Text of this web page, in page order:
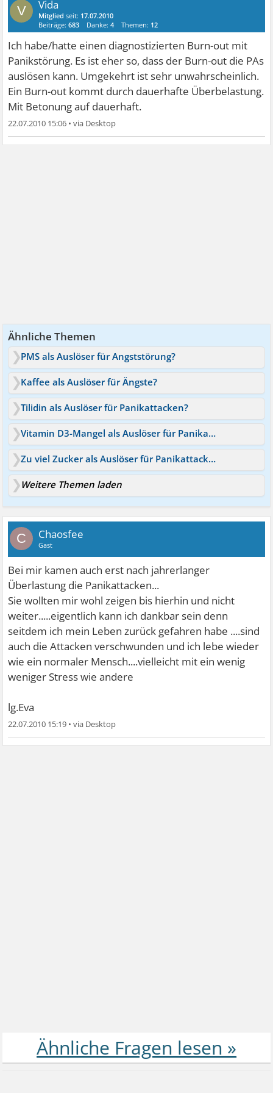
V Vida
Mitglied seit: 17.07.2010
Beiträge:683 Danke:4 Themen: 12
Ich habe/hatte einen diagnostizierten Burn-out mit
Panikstörung. Es ist eher so, dass der Burn-out die PAs
auslösen kann. Umgekehrt ist sehr unwahrscheinlich.
Ein Burn-out kommt durch dauerhafte Überbelastung.
Mit Betonung auf dauerhaft.
22.07.2010 15:06 •
Ähnliche Themen
PMS als Auslöser für Angststörung?
Kaffee als Auslöser für Ängste?
Tilidin als Auslöser für Panikattacken?
Vitamin D3-Mangel als Auslöser für Panikattacken?!
Zu viel Zucker als Auslöser für Panikattacken
Weitere Themen laden
C Chaosfee
Gast
Bei mir kamen auch erst nach jahrerlanger
Überlastung die Panikattacken...
Sie wollten mir wohl zeigen bis hierhin und nicht
weiter.....eigentlich kann ich dankbar sein denn
seitdem ich mein Leben zurück gefahren habe ....sind
auch die Attacken verschwunden und ich lebe wieder
wie ein normaler Mensch....vielleicht mit ein wenig
weniger Stress wie andere
lg.Eva
22.07.2010 15:19 •